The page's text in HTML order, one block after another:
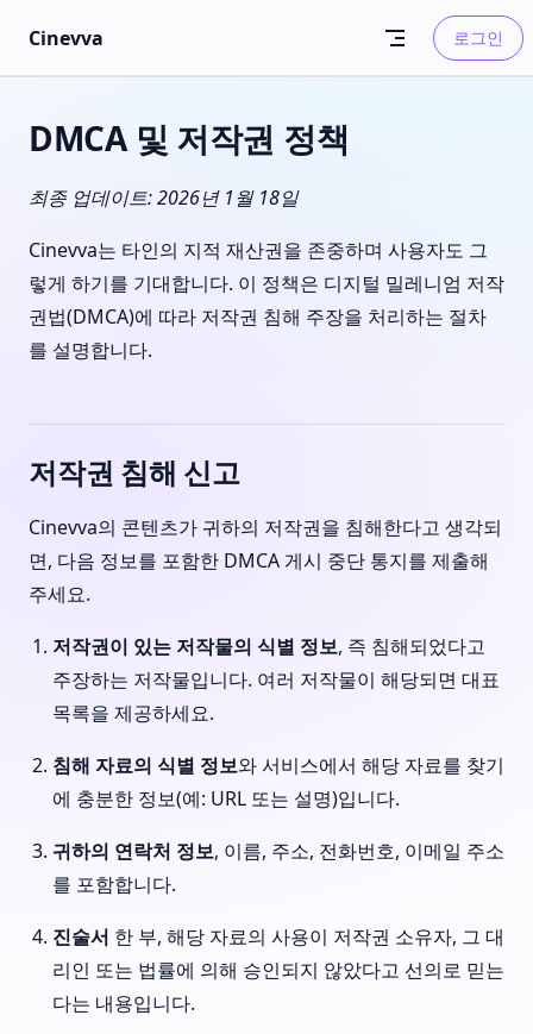
Skip to content
Cinevva 로그인
DMCA 및 저작권 정책
최종 업데이트: 2026년 1월 18일
Cinevva는 타인의 지적 재산권을 존중하며 사용자도 그
렇게 하기를 기대합니다. 이 정책은 디지털 밀레니엄 저작
권법(DMCA)에 따라 저작권 침해 주장을 처리하는 절차
를 설명합니다.
저작권 침해 신고
Cinevva의 콘텐츠가 귀하의 저작권을 침해한다고 생각되
면, 다음 정보를 포함한 DMCA 게시 중단 통지를 제출해
주세요.
저작권이 있는 저작물의 식별 정보, 즉 침해되었다고
주장하는 저작물입니다. 여러 저작물이 해당되면 대표
목록을 제공하세요.
침해 자료의 식별 정보와 서비스에서 해당 자료를 찾기
에 충분한 정보(예: URL 또는 설명)입니다.
귀하의 연락처 정보, 이름, 주소, 전화번호, 이메일 주소
를 포함합니다.
진술서 한 부, 해당 자료의 사용이 저작권 소유자, 그 대
리인 또는 법률에 의해 승인되지 않았다고 선의로 믿는
다는 내용입니다.